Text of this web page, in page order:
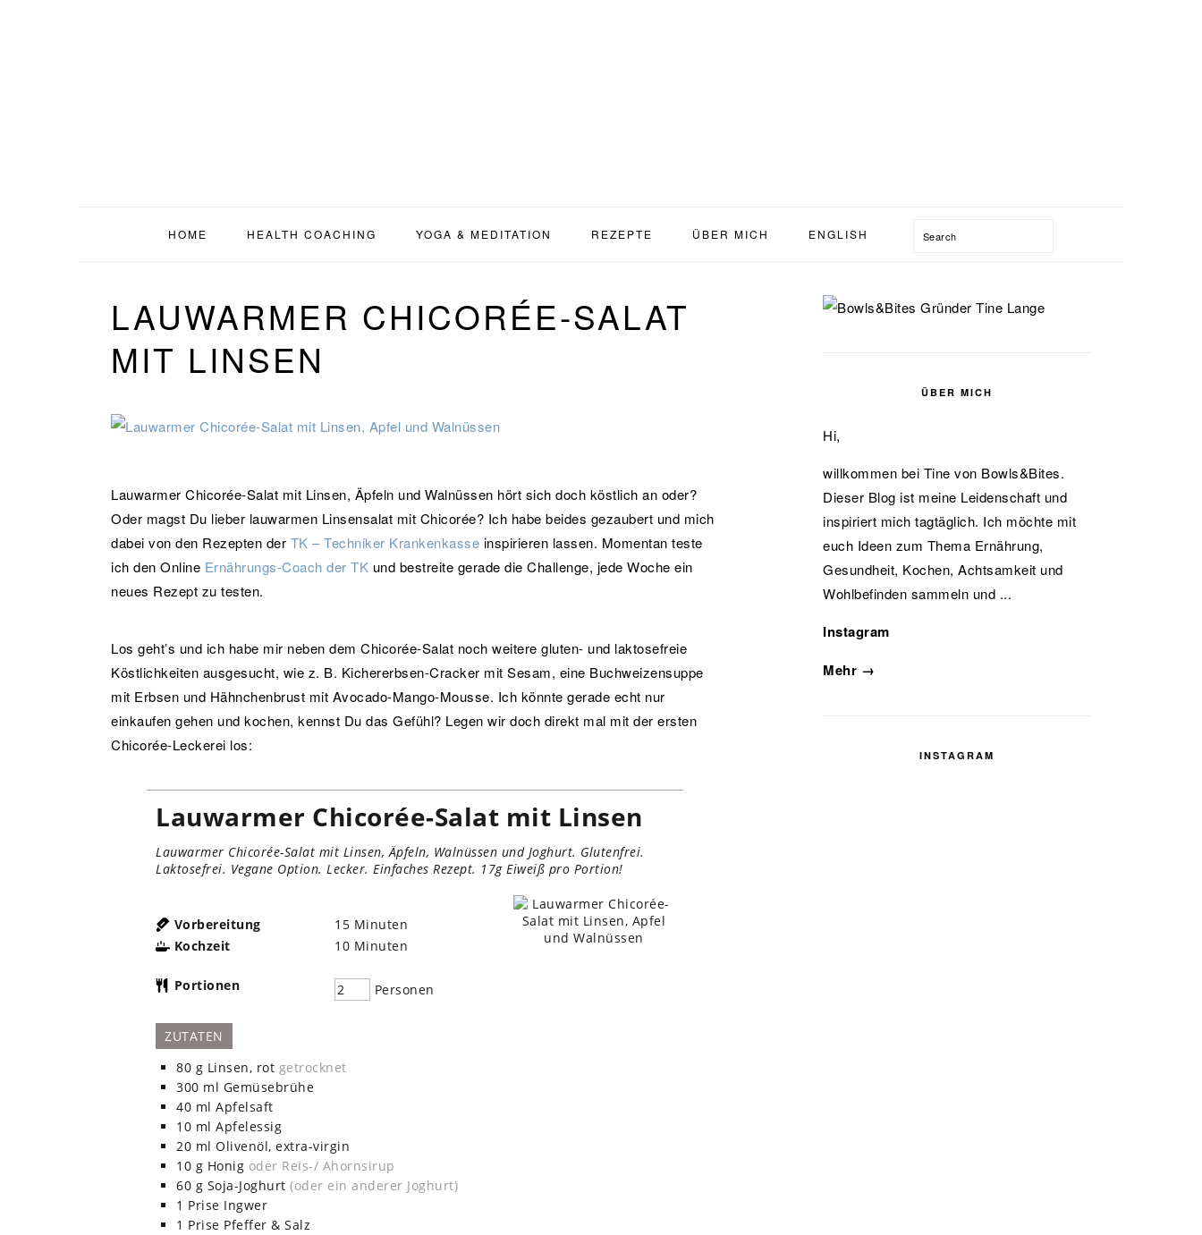
HOME HEALTH COACHING YOGA & MEDITATION REZEPTE ÜBER MICH ENGLISH Search
LAUWARMER CHICORÉE-SALAT
MIT LINSEN
Lauwarmer Chicorée-Salat mit Linsen, Äpfeln und Walnüssen hört sich doch köstlich an oder?
Oder magst Du lieber lauwarmen Linsensalat mit Chicorée? Ich habe beides gezaubert und mich
dabei von den Rezepten der TK – Techniker Krankenkasse inspirieren lassen. Momentan teste
ich den Online Ernährungs-Coach der TK und bestreite gerade die Challenge, jede Woche ein
neues Rezept zu testen.
Los geht’s und ich habe mir neben dem Chicorée-Salat noch weitere gluten- und laktosefreie
Köstlichkeiten ausgesucht, wie z. B. Kichererbsen-Cracker mit Sesam, eine Buchweizensuppe
mit Erbsen und Hähnchenbrust mit Avocado-Mango-Mousse. Ich könnte gerade echt nur
einkaufen gehen und kochen, kennst Du das Gefühl? Legen wir doch direkt mal mit der ersten
Chicorée-Leckerei los:
Lauwarmer Chicorée-Salat mit Linsen
Lauwarmer Chicorée-Salat mit Linsen, Äpfeln, Walnüssen und Joghurt. Glutenfrei.
Laktosefrei. Vegane Option. Lecker. Einfaches Rezept. 17g Eiweiß pro Portion!
Vorbereitung 15 Minuten
Kochzeit
10 Minuten
Portionen Personen
ZUTATEN
80 g Linsen, rot getrocknet
300 ml Gemüsebrühe
40 ml Apfelsaft
10 ml Apfelessig
20 ml Olivenöl, extra-virgin
10 g Honig oder Reis-/ Ahornsirup
60 g Soja-Joghurt (oder ein anderer Joghurt)
1 Prise Ingwer
1 Prise Pfeffer & Salz
SEITENSPALTE
ÜBER MICH
Hi,
willkommen bei Tine von Bowls&Bites.
Dieser Blog ist meine Leidenschaft und
inspiriert mich tagtäglich. Ich möchte mit
euch Ideen zum Thema Ernährung,
Gesundheit, Kochen, Achtsamkeit und
Wohlbefinden sammeln und ...
Instagram
Mehr →
INSTAGRAM